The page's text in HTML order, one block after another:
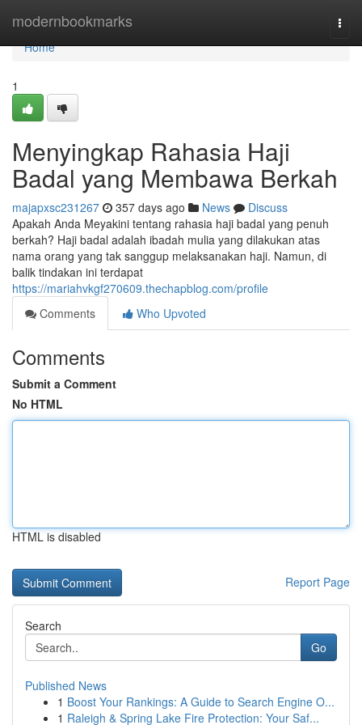
modernbookmarks
Home
Home
1
Menyingkap Rahasia Haji
Badal yang Membawa Berkah
majapxsc231267 357 days ago News
Discuss
Apakah Anda Meyakini tentang rahasia haji badal yang penuh
berkah? Haji badal adalah ibadah mulia yang dilakukan atas
nama orang yang tak sanggup melaksanakan haji. Namun, di
balik tindakan ini terdapat
https://mariahvkgf270609.thechapblog.com/profile
Comments
Who Upvoted
Comments
Submit a Comment
No HTML
HTML is disabled
Report Page
Search
Go
Published News
1 Boost Your Rankings: A Guide to Search Engine O...
1 Raleigh & Spring Lake Fire Protection: Your Saf...